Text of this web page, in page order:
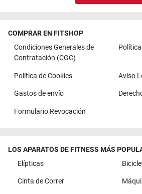
COMPRAR EN FITSHOP
Condiciones Generales de
Contratación (CGC)
Política de Cookies Aviso
Gastos de envío
Formulario Revocación
LOS APARATOS DE FITNESS MÁS
Elípticas
Cinta de Correr